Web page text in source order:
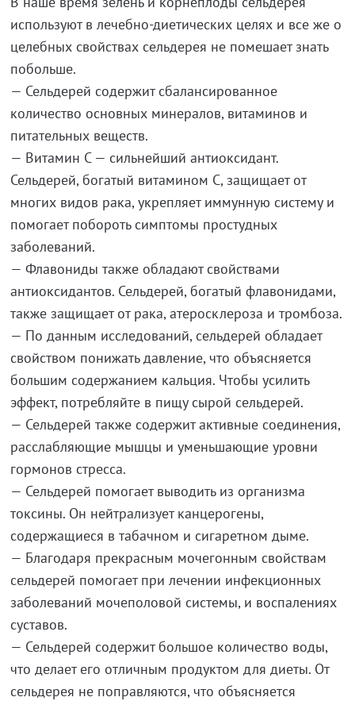
используют в лечебно-диетических целях и все же о
целебных свойствах сельдерея не помешает знать
побольше.
— Сельдерей содержит сбалансированное
количество основных минералов, витаминов и
питательных веществ.
— Витамин С — сильнейший антиоксидант.
Сельдерей, богатый витамином С, защищает от
многих видов рака, укрепляет иммунную систему и
помогает побороть симптомы простудных
заболеваний.
— Флавониды также обладают свойствами
антиоксидантов. Сельдерей, богатый флавонидами,
также защищает от рака, атеросклероза и тромбоза.
— По данным исследований, сельдерей обладает
свойством понижать давление, что объясняется
большим содержанием кальция. Чтобы усилить
эффект, потребляйте в пищу сырой сельдерей.
— Сельдерей также содержит активные соединения,
расслабляющие мышцы и уменьшающие уровни
гормонов стресса.
— Сельдерей помогает выводить из организма
токсины. Он нейтрализует канцерогены,
содержащиеся в табачном и сигаретном дыме.
— Благодаря прекрасным мочегонным свойствам
сельдерей помогает при лечении инфекционных
заболеваний мочеполовой системы, и воспалениях
суставов.
— Сельдерей содержит большое количество воды,
что делает его отличным продуктом для диеты. От
сельдерея не поправляются, что объясняется